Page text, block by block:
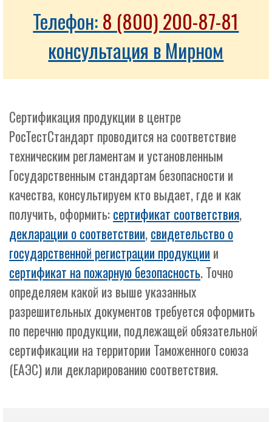
Телефон:8 (800) 200-87-81
консультация в Мирном
Сертификация продукции в центре
РосТестСтандарт проводится на соответствие
техническим регламентам и установленным
Государственным стандартам безопасности и
качества, консультируем кто выдает, где и как
получить, оформить:сертификат соответствия,
декларации о соответствии,свидетельство о
государственной регистрации продукции и
сертификат на пожарную безопасность. Точно
определяем какой из выше указанных
разрешительных документов требуется оформить
по перечню продукции, подлежащей обязательной
сертификации на территории Таможенного союза
(ЕАЭС) или декларированию соответствия.